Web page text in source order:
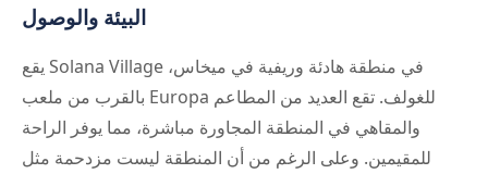
البيئة والوصول
يقع Solana Village في منطقة هادئة وريفية في ميخاس،
بالقرب من ملعب Europa للغولف. تقع العديد من المطاعم
والمقاهي في المنطقة المجاورة مباشرة، مما يوفر الراحة
للمقيمين. وعلى الرغم من أن المنطقة ليست مزدحمة مثل